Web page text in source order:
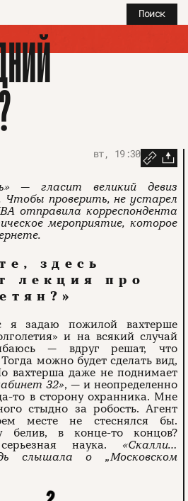
Поиск
вт, 19:30
— гласит великий девиз
Чтобы проверить, не устарел
отправила корреспондента
мероприятие, которое
здесь
лекция про
я задаю пожилой вахтерше
и на всякий случай
— вдруг решат, что
можно будет сделать вид,
вахтерша даже не поднимает
32», — и неопределенно
то в сторону охранника. Мне
стыдно за робость. Агент
месте не стеснялся бы.
в конце-то концов?
наука. «Скалли…
слышала о „Московском